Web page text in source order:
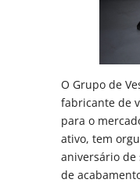
O Grupo de
fabricante de
para o
ativo, tem
aniversário de
de